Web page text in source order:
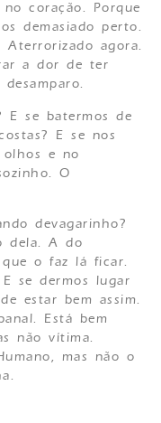
coração. Porque
demasiado perto.
Aterrorizado agora.
a dor de ter
E se batermos de
E se nos
e no
O
devagarinho?
dela. A do
o faz lá ficar.
se dermos lugar
estar bem assim.
Está bem
não vítima.
mas não o